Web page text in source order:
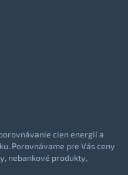
cien energií a
Porovnávame pre Vás ceny
nebankové produkty,